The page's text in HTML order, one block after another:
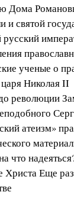
Дома
и святой
ученые о
царя Николая II
революции
атеизм»
что
Христа Еще